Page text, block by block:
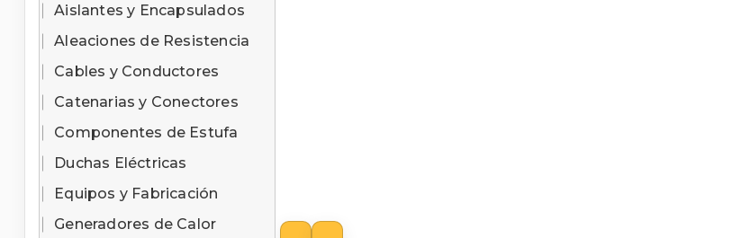
Aislantes y Encapsulados
Aleaciones de Resistencia
Cables y Conductores
Catenarias y Conectores
Componentes de Estufa
Duchas Eléctricas
Equipos y Fabricación
Generadores de Calor